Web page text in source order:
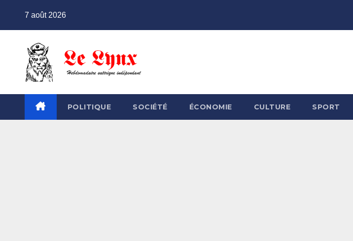
7 août 2026
POLITIQUE SOCIÉTÉ ÉCONOMIE CULTURE SPORT